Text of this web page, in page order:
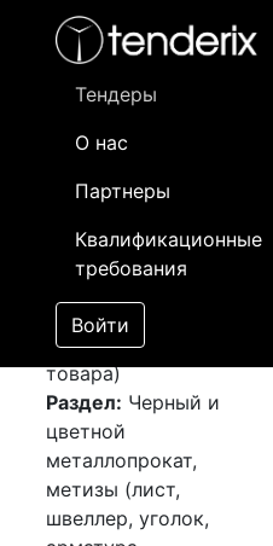
Тендеры
О нас
Партнеры
Квалификационные
требования
Войти
- активный лот
- сохраненный лот (не
Закупка: Арматуру и
[Завершен]
Победитель выбран
Лот №:4592
АУКЦИОН (покупка
товара)
Раздел: Черный и
цветной
металлопрокат,
метизы (лист,
швеллер, уголок,